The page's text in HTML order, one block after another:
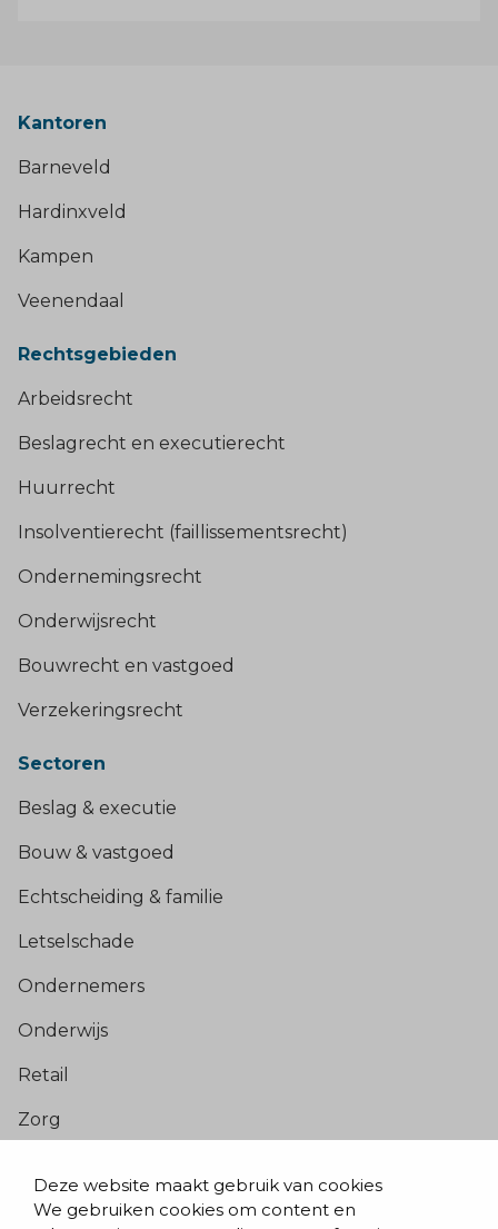
Deze website maakt gebruik van cookies
We gebruiken cookies om content en
Kantoren
Barneveld
Hardinxveld
Kampen
Veenendaal
Rechtsgebieden
Arbeidsrecht
Beslagrecht en executierecht
Huurrecht
Insolventierecht (faillissementsrecht)
Ondernemingsrecht
Onderwijsrecht
Bouwrecht en vastgoed
Verzekeringsrecht
Sectoren
Beslag & executie
Bouw & vastgoed
Echtscheiding & familie
Letselschade
Ondernemers
Onderwijs
Retail
Zorg
Blogs & nieuws